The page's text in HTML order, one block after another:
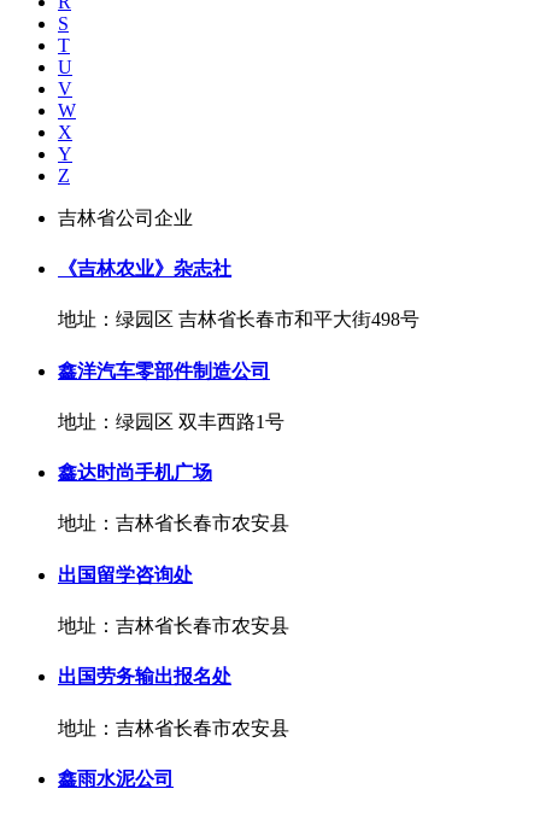
S
T
U
V
W
X
Y
Z
吉林省公司企业
《吉林农业》杂志社
地址：绿园区 吉林省长春市和平大街498号
鑫洋汽车零部件制造公司
地址：绿园区 双丰西路1号
鑫达时尚手机广场
地址：吉林省长春市农安县
出国留学咨询处
地址：吉林省长春市农安县
出国劳务输出报名处
地址：吉林省长春市农安县
鑫雨水泥公司